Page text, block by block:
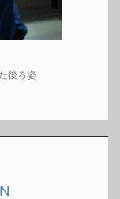
後ろ姿